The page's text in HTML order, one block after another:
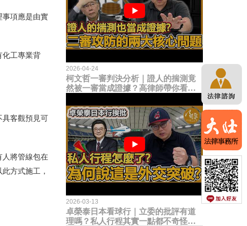
事項應是由實
化工專業背
具客觀預見可
將管線包在
方式施工，
2026-04-24
柯文哲一審判決分析｜證人的揣測竟
然被一審當成證據？高律師帶你看未
2026-03-13
卓榮泰日本看球行｜立委的批評有道
理嗎？私人行程其實一點都不奇怪？